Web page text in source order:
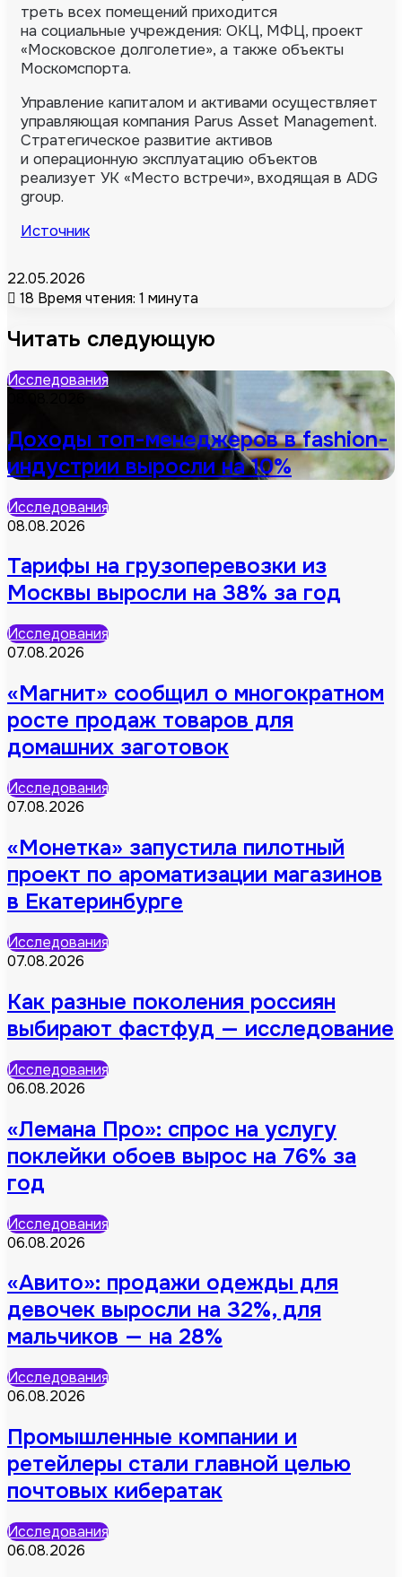
треть всех помещений приходится
на социальные учреждения: ОКЦ, МФЦ, проект
«Московское долголетие», а также объекты
Москомспорта.
Управление капиталом и активами осуществляет
управляющая компания Parus Asset Management.
Стратегическое развитие активов
и операционную эксплуатацию объектов
реализует УК «Место встречи», входящая в ADG
group.
Источник
22.05.2026
18 Время чтения: 1 минута
Читать следующую
Исследования
Доходы топ-менеджеров в fashion-
индустрии выросли на 10%
Исследования
08.08.2026
Тарифы на грузоперевозки из
Москвы выросли на 38% за год
Исследования
07.08.2026
«Магнит» сообщил о многократном
росте продаж товаров для
домашних заготовок
Исследования
07.08.2026
«Монетка» запустила пилотный
проект по ароматизации магазинов
в Екатеринбурге
Исследования
07.08.2026
Как разные поколения россиян
выбирают фастфуд — исследование
Исследования
06.08.2026
«Лемана Про»: спрос на услугу
поклейки обоев вырос на 76% за
год
Исследования
06.08.2026
«Авито»: продажи одежды для
девочек выросли на 32%, для
мальчиков — на 28%
Исследования
06.08.2026
Промышленные компании и
ретейлеры стали главной целью
почтовых кибератак
Исследования
06.08.2026